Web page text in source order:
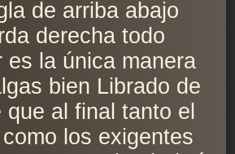
de arriba abajo
derecha todo
es la única manera
bien Librado de
al final tanto el
los exigentes